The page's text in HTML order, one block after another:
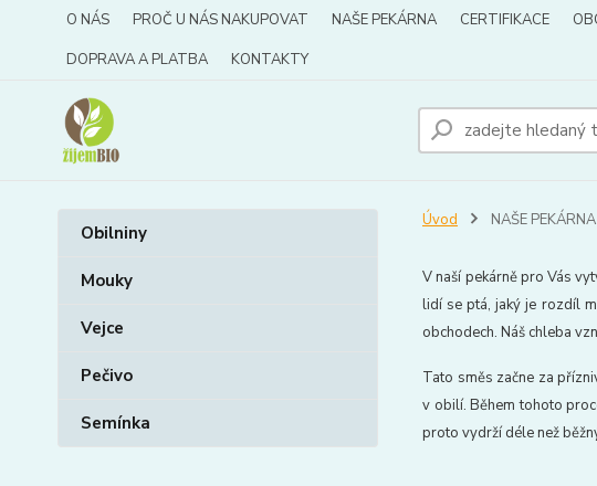
O NÁS PROČ U NÁS NAKUPOVAT NAŠE PEKÁRNA CERTIFIKACE
DOPRAVA A PLATBA
KONTAKTY
Obilniny
Mouky
Vejce
Pečivo
Semínka
Úvod NAŠE PEKÁRNA
V naší pekárně pro Vás
lidí se ptá, jaký je rozdíl
obchodech. Náš chleba
Tato směs začne za
v obilí. Během tohoto
proto vydrží déle než